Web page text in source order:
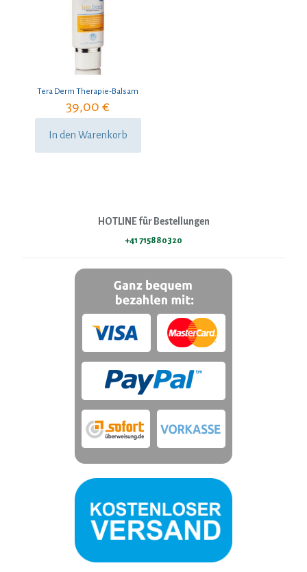
Tera Derm Therapie-Balsam
39,00€
In den Warenkorb
HOTLINE für Bestellungen
+41 715880320